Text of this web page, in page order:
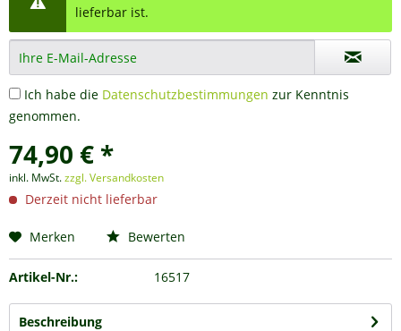
lieferbar ist.
Ich habe die Datenschutzbestimmungen zur Kenntnis
genommen.
74,90 € *
inkl. MwSt.zzgl. Versandkosten
Derzeit nicht lieferbar
Merken Bewerten
Artikel-Nr.: 16517
Beschreibung